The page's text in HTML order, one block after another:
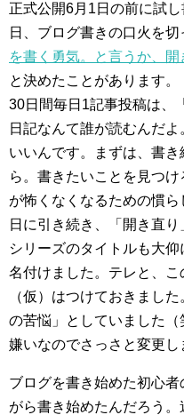
正式公開6月1日の前に試
日、ブログ書きの口火を切
を書く勇気。と言うか、開
と決めたことがあります。
30日間毎日1記事投稿は、
日記なんて誰が読むんだよ
いいんです。まずは、書
ら。書きたいことを見つ
が怖くなくなるための慣
日に引き続き、「開き直り
シリーズのタイトルも大
名付けました。テレと、
（仮）はつけておきまし
の苦悩」としていました
嫌いなのでさっさと変更し
ブログを書き始めた初心
がら書き始めたんだろう